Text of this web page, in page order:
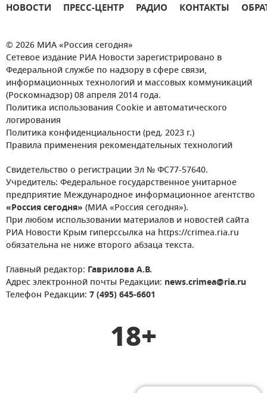
НОВОСТИ ПРЕСС-ЦЕНТР РАДИО КОНТАКТЫ
© 2026 МИА «Россия сегодня»
Сетевое издание РИА Новости зарегистрировано в
Федеральной службе по надзору в сфере связи,
информационных технологий и массовых коммуникаций
(Роскомнадзор) 08 апреля 2014 года.
Политика использования Cookie и автоматического
логирования
Политика конфиденциальности (ред. 2023 г.)
Правила применения рекомендательных технологий
Свидетельство о регистрации Эл № ФС77-57640.
Учредитель: Федеральное государственное унитарное
предприятие Международное информационное агентство
«Россия сегодня» (МИА «Россия сегодня»).
При любом использовании материалов и новостей сайта
РИА Новости Крым гиперссылка на https://crimea.ria.ru
обязательна не ниже второго абзаца текста.
Главный редактор: Гаврилова А.В.
Адрес электронной почты Редакции: news.crimea@ria.ru
Телефон Редакции: 7 (495) 645-6601
18+